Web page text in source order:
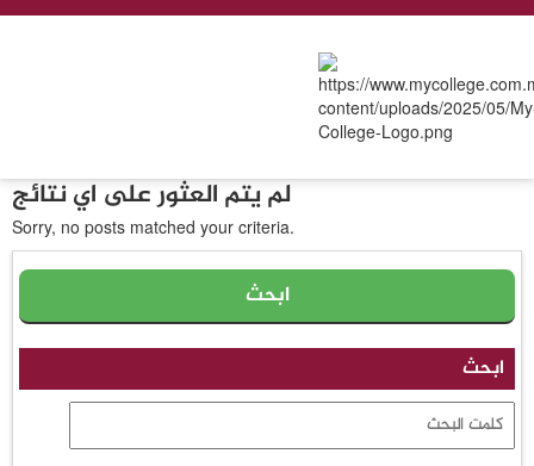
لم يتم العثور على اي نتائج
Sorry, no posts matched your criteria.
ابحث